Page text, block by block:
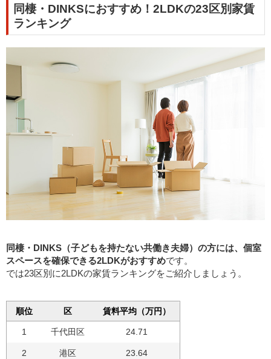
同棲・DINKSにおすすめ！2LDKの23区別家賃
ランキング
同棲・DINKS（子どもを持たない共働き夫婦）の方には、個室
スペースを確保できる2LDKがおすすめです。
では23区別に2LDKの家賃ランキングをご紹介しましょう。
順位 区 賃料平均（万円）
1 千代田区 24.71
2 港区 23.64